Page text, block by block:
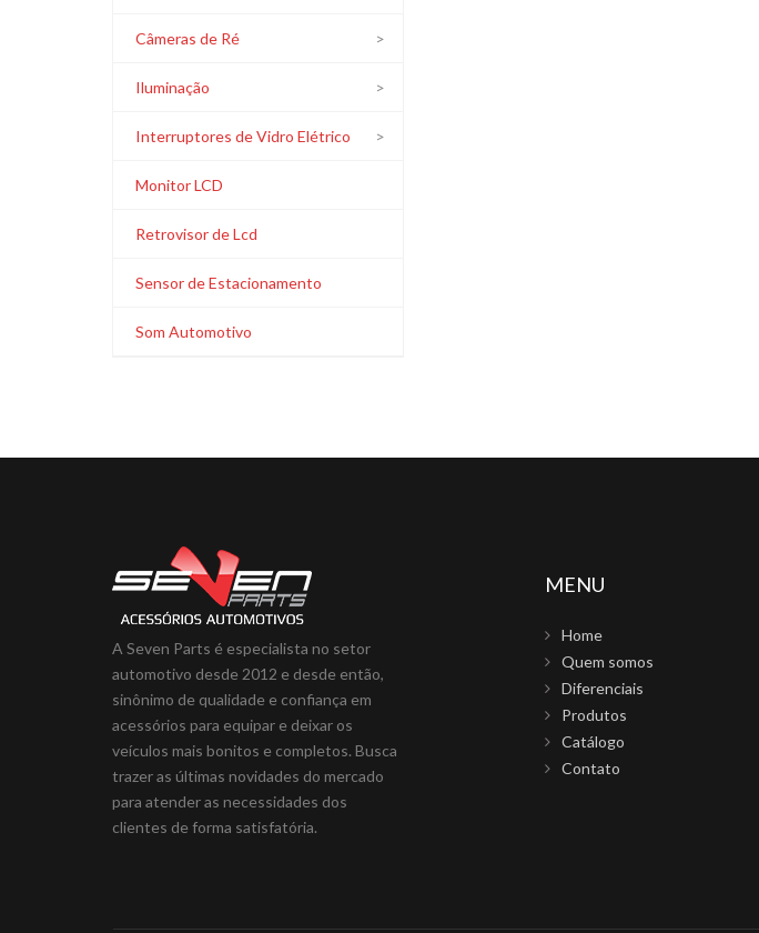
Câmeras de Ré
Iluminação
Interruptores de Vidro Elétrico
Monitor LCD
Retrovisor de Lcd
Sensor de Estacionamento
Som Automotivo
A Seven Parts é especialista no setor
automotivo desde 2012 e desde então,
sinônimo de qualidade e confiança em
acessórios para equipar e deixar os
veículos mais bonitos e completos. Busca
trazer as últimas novidades do mercado
para atender as necessidades dos
clientes de forma satisfatória.
MENU
Home
Quem somos
Diferenciais
Produtos
Catálogo
Contato